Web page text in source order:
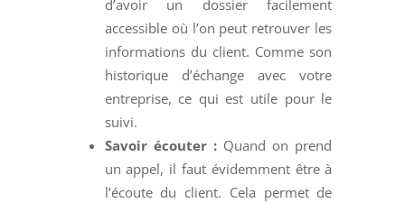
d’avoir un dossier facilement
accessible où l’on peut retrouver les
informations du client. Comme son
historique d’échange avec votre
entreprise, ce qui est utile pour le
suivi.
Savoir écouter :Quand on prend
un appel, il faut évidemment être à
l’écoute du client. Cela permet de